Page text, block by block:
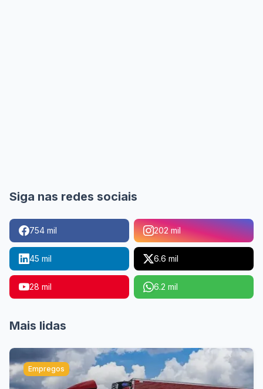
Siga nas redes sociais
754 mil 202 mil
45 mil 6.6 mil
28 mil 6.2 mil
Mais lidas
Empregos